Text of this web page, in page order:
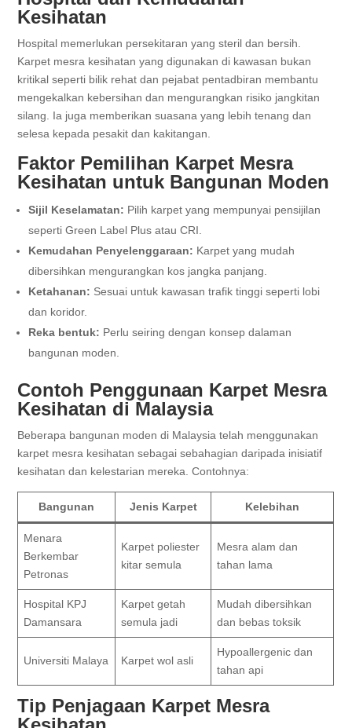
Kesihatan
Hospital memerlukan persekitaran yang steril dan bersih.
Karpet mesra kesihatan yang digunakan di kawasan bukan
kritikal seperti bilik rehat dan pejabat pentadbiran membantu
mengekalkan kebersihan dan mengurangkan risiko jangkitan
silang. Ia juga memberikan suasana yang lebih tenang dan
selesa kepada pesakit dan kakitangan.
Faktor Pemilihan Karpet Mesra
Kesihatan untuk Bangunan Moden
Sijil Keselamatan: Pilih karpet yang mempunyai pensijilan
seperti Green Label Plus atau CRI.
Kemudahan Penyelenggaraan: Karpet yang mudah
dibersihkan mengurangkan kos jangka panjang.
Ketahanan: Sesuai untuk kawasan trafik tinggi seperti lobi
dan koridor.
Reka bentuk: Perlu seiring dengan konsep dalaman
bangunan moden.
Contoh Penggunaan Karpet Mesra
Kesihatan di Malaysia
Beberapa bangunan moden di Malaysia telah menggunakan
karpet mesra kesihatan sebagai sebahagian daripada inisiatif
kesihatan dan kelestarian mereka. Contohnya:
Bangunan Jenis Karpet Kelebihan
Menara
Berkembar
Petronas
Karpet poliester
kitar semula
Mesra alam dan
tahan lama
Hospital KPJ
Damansara
Karpet getah
semula jadi
Mudah dibersihkan
dan bebas toksik
Universiti Malaya Karpet wol asli
Hypoallergenic dan
tahan api
Tip Penjagaan Karpet Mesra